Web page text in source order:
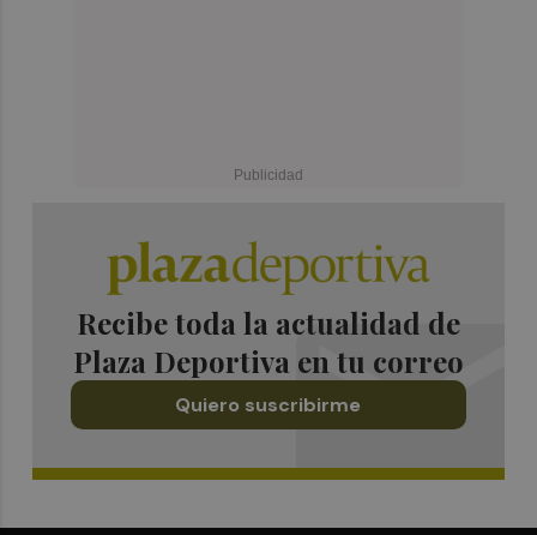
Recibe toda la actualidad de
Plaza Deportiva en tu correo
Quiero suscribirme